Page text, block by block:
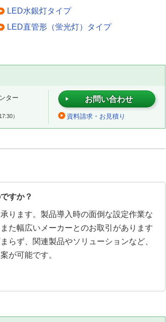
LED水銀灯タイプ
LED直管形（蛍光灯）タイプ
ター
）
お問い合わせ
資料請求・お見積り
すか？
ります。製品導入時の面倒な設定作業な
た幅広いメーカーとのお取引があります
らず、関連製品やソリューションなど、
が可能です。